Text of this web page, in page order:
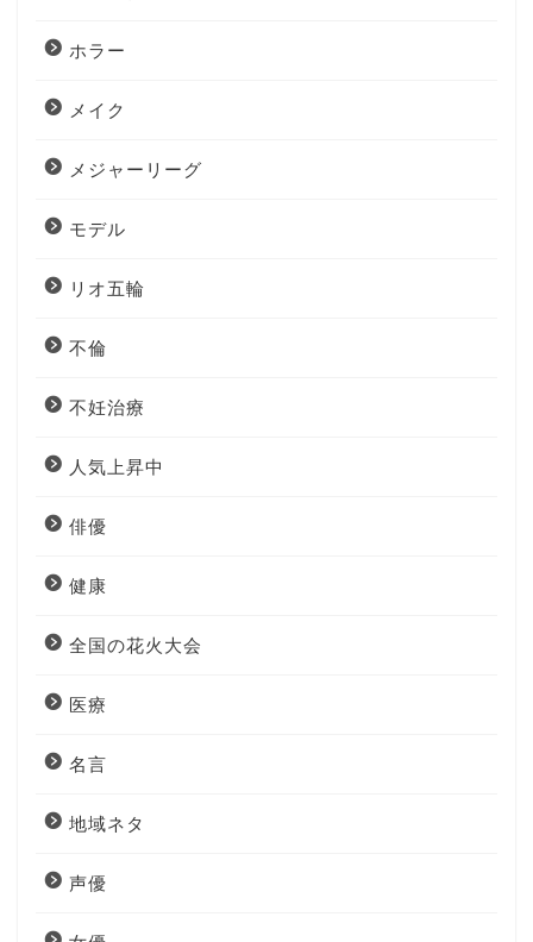
ホラー
メイク
メジャーリーグ
モデル
リオ五輪
不倫
不妊治療
人気上昇中
俳優
健康
全国の花火大会
医療
名言
地域ネタ
声優